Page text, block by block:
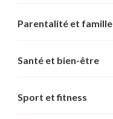
Parentalité et famille
Santé et bien-être
Sport et fitness